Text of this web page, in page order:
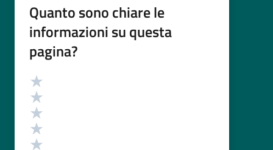
Quanto sono chiare le
informazioni su questa
pagina?
Valutazione